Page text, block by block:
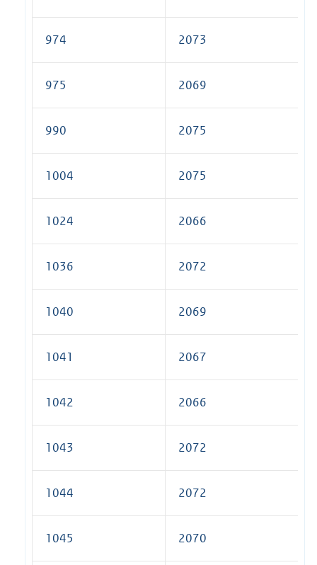
974 2073
975 2069
990 2075
1004 2075
1024 2066
1036 2072
1040 2069
1041 2067
1042 2066
1043 2072
1044 2072
1045 2070